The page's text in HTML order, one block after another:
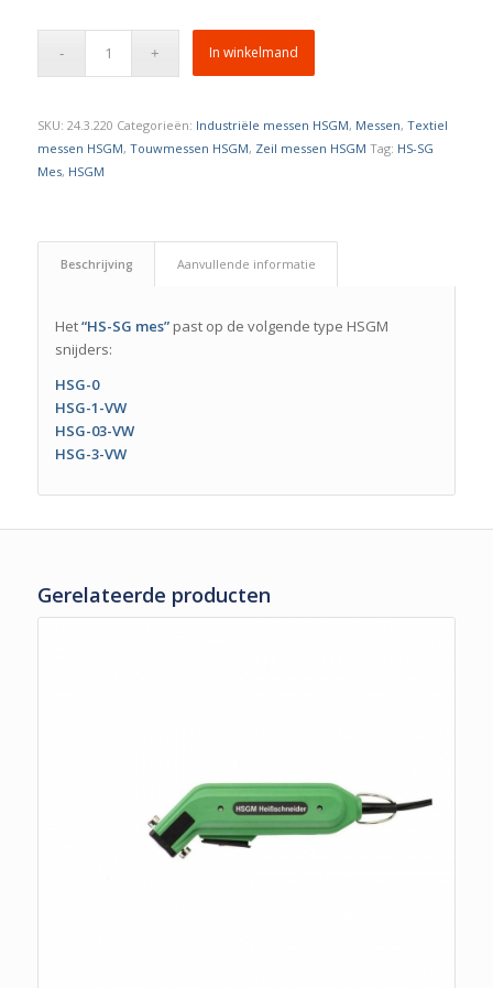
In winkelmand
SKU: 24.3.220 Categorieën: Industriële messen HSGM, Messen, Textiel
messen HSGM, Touwmessen HSGM, Zeil messen HSGM Tag: HS-SG
Mes, HSGM
Beschrijving Aanvullende informatie
Het“HS-SG mes”past op de volgende type HSGM
snijders:
HSG-0
HSG-1-VW
HSG-03-VW
HSG-3-VW
Gerelateerde producten